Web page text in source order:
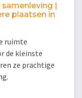
|
plaatsen in
ruimte
de kleinste
ze prachtige